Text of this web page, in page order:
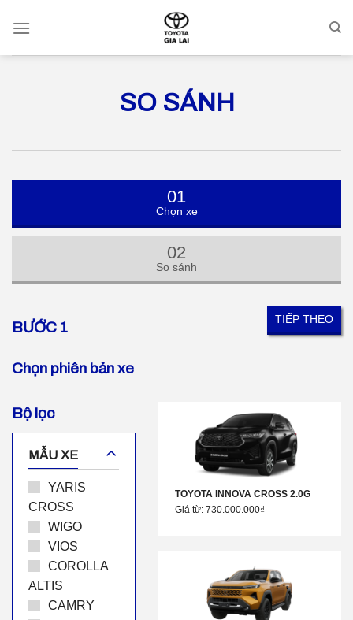
SO SÁNH
01
Chọn xe
02
So sánh
BƯỚC 1 TIẾP THEO
Chọn phiên bản xe
Bộ lọc
MẪU XE
YARIS
CROSS
WIGO
VIOS
COROLLA
ALTIS
CAMRY
TOYOTA INNOVA CROSS 2.0G
Giá từ: 730.000.000₫